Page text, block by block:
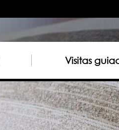
Visitas